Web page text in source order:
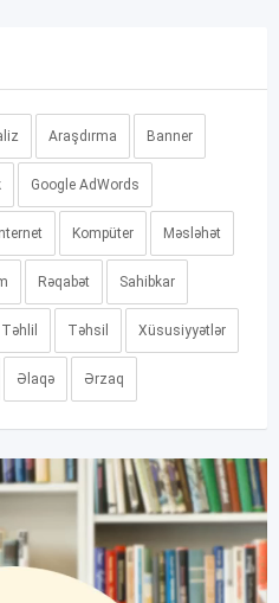
Araşdırma Banner
Google AdWords
Internet Kompüter Məsləhət
Rəqabət Sahibkar
Təhlil Təhsil Xüsusiyyətlər
Əlaqə Ərzaq